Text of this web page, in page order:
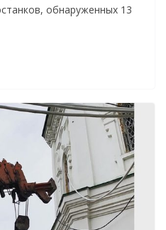
обнаруженных 13